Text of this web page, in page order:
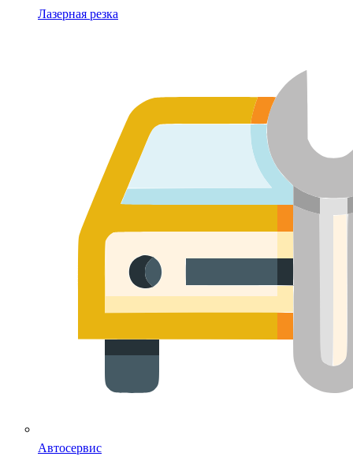
Лазерная резка
Автосервис